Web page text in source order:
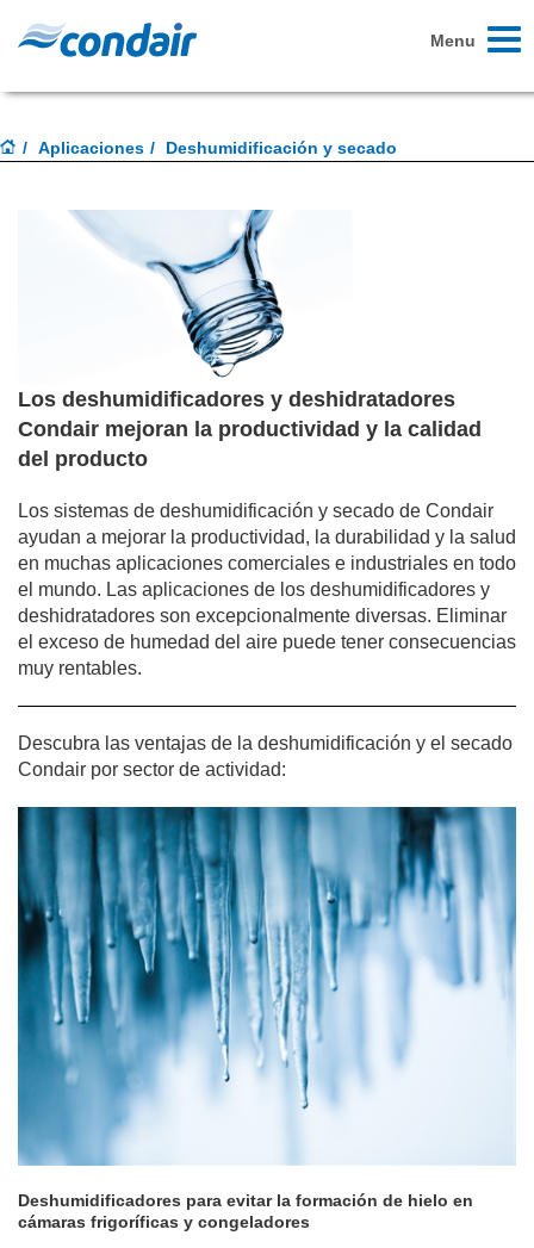
Menu
Aplicaciones Deshumidificación y secado
Los deshumidificadores y deshidratadores
Condair mejoran la productividad y la calidad
del producto
Los sistemas de deshumidificación y secado de Condair
ayudan a mejorar la productividad, la durabilidad y la salud
en muchas aplicaciones comerciales e industriales en todo
el mundo. Las aplicaciones de los deshumidificadores y
deshidratadores son excepcionalmente diversas. Eliminar
el exceso de humedad del aire puede tener consecuencias
muy rentables.
Descubra las ventajas de la deshumidificación y el secado
Condair por sector de actividad:
Deshumidificadores para evitar la formación de hielo en
cámaras frigoríficas y congeladores